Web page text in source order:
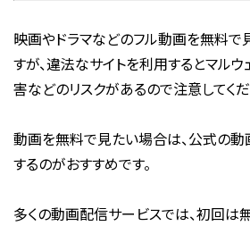
映画やドラマなどのフル動画を無料で
すが、違法なサイトを利用するとマル
害などのリスクがあるので注意してくだ
動画を無料で見たい場合は、公式の
するのがおすすめです。
多くの動画配信サービスでは、初回